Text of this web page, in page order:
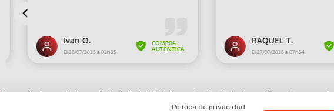
Comerciante aprobado por la Sociedad de Opiniones Contrastadas,haga clic aquí para
Política de privacidad